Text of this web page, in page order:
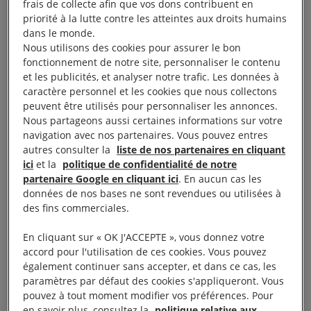
situation grave. [Vous préférez recevoir les actions
urgentes par email ?] En nous mobilisant
rapidement et massivement nous pouvons améliorer
la situation de personnes en danger.
À lire aussi :Aucun contenu sélectionné.
À lire aussi :Aucun contenu sélectionné.
Comment ça marche ?
1. Nos chercheuses et chercheurs identifient une
situation qui nécessite une action immédiate
frais de collecte afin que vos dons contribuent en
priorité à la lutte contre les atteintes aux droits humains
dans le monde.
Nous utilisons des cookies pour assurer le bon
fonctionnement de notre site, personnaliser le contenu
et les publicités, et analyser notre trafic. Les données à
caractère personnel et les cookies que nous collectons
peuvent être utilisés pour personnaliser les annonces.
Nous partageons aussi certaines informations sur votre
navigation avec nos partenaires. Vous pouvez entres
autres consulter la liste de nos partenaires en cliquant
ici et la politique de confidentialité de notre
partenaire Google en cliquant ici. En aucun cas les
données de nos bases ne sont revendues ou utilisées à
des fins commerciales.
En cliquant sur « OK J'ACCEPTE », vous donnez votre
accord pour l'utilisation de ces cookies. Vous pouvez
également continuer sans accepter, et dans ce cas, les
paramètres par défaut des cookies s'appliqueront. Vous
pouvez à tout moment modifier vos préférences. Pour